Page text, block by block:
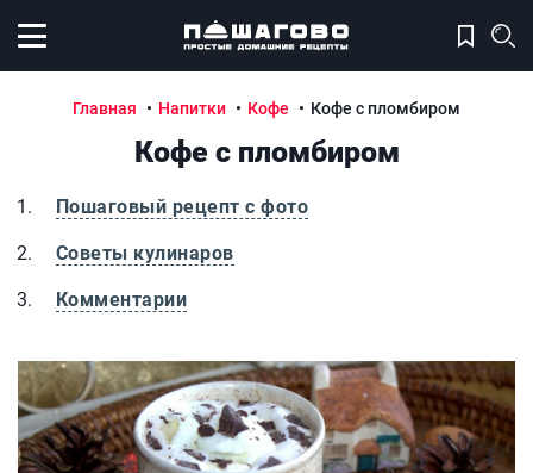
Открыть меню
Главная Напитки Кофе Кофе с пломбиром
Кофе с пломбиром
Пошаговый рецепт с фото
Советы кулинаров
Комментарии
Кофе с пломбиром